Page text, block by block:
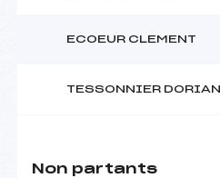
ECOEUR CLEMENT
TESSONNIER DORIAN
Non partants